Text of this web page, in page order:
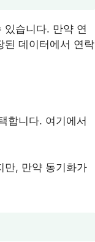
있습니다. 만약 연
된 데이터에서 연락
합니다. 여기에서
만, 만약 동기화가